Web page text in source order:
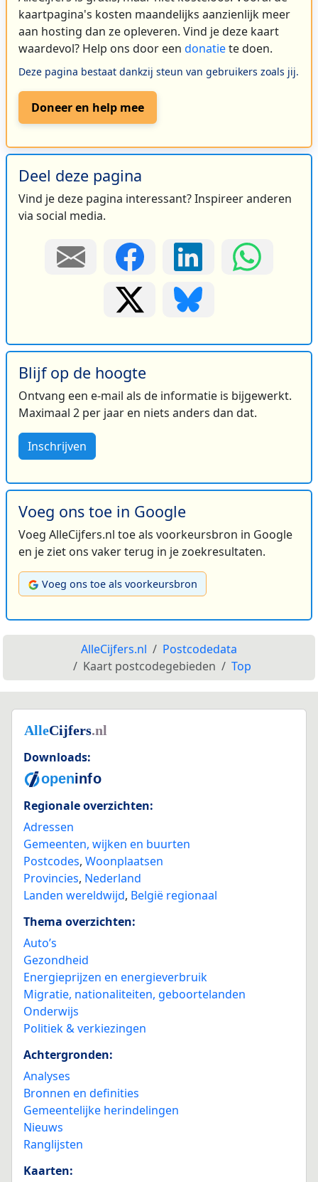
kaartpagina's kosten maandelijks aanzienlijk meer
aan hosting dan ze opleveren. Vind je deze kaart
waardevol? Help ons door een donatiete doen.
Deze pagina bestaat dankzij steun van gebruikers zoals jij.
Doneer en help mee
Deel deze pagina
Vind je deze pagina interessant? Inspireer anderen
via social media.
Blijf op de hoogte
Ontvang een e-mail als de informatie is bijgewerkt.
Maximaal 2 per jaar en niets anders dan dat.
Inschrijven
Voeg ons toe in Google
Voeg AlleCijfers.nl toe als voorkeursbron in Google
en je ziet ons vaker terug in je zoekresultaten.
Voeg ons toe als voorkeursbron
AlleCijfers.nl
Postcodedata
Kaart postcodegebieden
Top
Downloads:
Regionale overzichten:
Adressen
Gemeenten, wijken en buurten
Postcodes, Woonplaatsen
Provincies, Nederland
Landen wereldwijd, België regionaal
Thema overzichten:
Auto’s
Gezondheid
Energieprijzen en energieverbruik
Migratie, nationaliteiten, geboortelanden
Onderwijs
Politiek & verkiezingen
Achtergronden:
Analyses
Bronnen en definities
Gemeentelijke herindelingen
Nieuws
Ranglijsten
Kaarten: